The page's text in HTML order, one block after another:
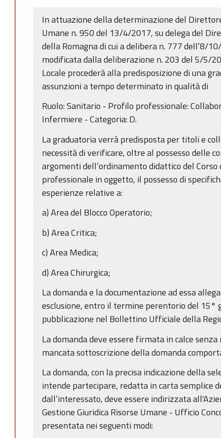
In attuazione della determinazione del
Umane n. 950 del 13/4/2017, su delega del
della Romagna di cui a delibera n. 777 dell’8/
modificata dalla deliberazione n. 203 del 5/5/
Locale procederà alla predisposizione di una
assunzioni a tempo determinato in qualità di
Ruolo: Sanitario - Profilo professionale:
Infermiere - Categoria: D.
La graduatoria verrà predisposta per titoli e
necessità di verificare, oltre al possesso delle
argomenti dell’ordinamento didattico del
professionale in oggetto, il possesso di
esperienze relative a:
a) Area del Blocco Operatorio;
b) Area Critica;
c) Area Medica;
d) Area Chirurgica;
La domanda e la documentazione ad essa
esclusione, entro il termine perentorio del 15°
pubblicazione nel Bollettino Ufficiale della
La domanda deve essere firmata in calce
mancata sottoscrizione della domanda
La domanda, con la precisa indicazione della
intende partecipare, redatta in carta semplice
dall’interessato, deve essere indirizzata
Gestione Giuridica Risorse Umane - Ufficio
presentata nei seguenti modi: